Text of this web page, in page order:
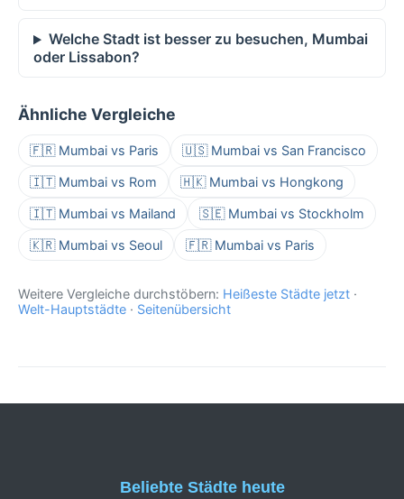
Welche Stadt ist besser zu besuchen, Mumbai
oder Lissabon?
Ähnliche Vergleiche
🇫🇷 Mumbai vs Paris 🇺🇸 Mumbai vs San Francisco
🇮🇹 Mumbai vs Rom 🇭🇰 Mumbai vs Hongkong
🇮🇹 Mumbai vs Mailand 🇸🇪 Mumbai vs Stockholm
🇰🇷 Mumbai vs Seoul 🇫🇷 Mumbai vs Paris
Weitere Vergleiche durchstöbern: Heißeste Städte jetzt ·
Welt-Hauptstädte · Seitenübersicht
Beliebte Städte heute